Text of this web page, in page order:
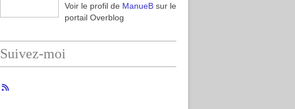
Voir le profil de ManueB sur le
portail Overblog
Suivez-moi